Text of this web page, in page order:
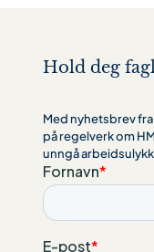
Hold deg
Med nyhetsbrev
på regelverk om
unngå